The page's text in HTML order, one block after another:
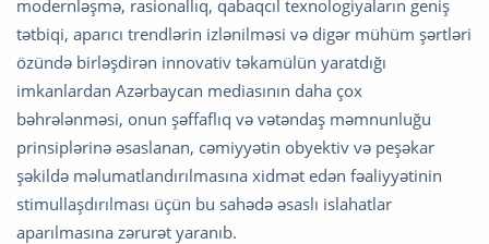
modernləşmə, rasionallıq, qabaqcıl texnologiyaların geniş
tətbiqi, aparıcı trendlərin izlənilməsi və digər mühüm şərtləri
özündə birləşdirən innovativ təkamülün yaratdığı
imkanlardan Azərbaycan mediasının daha çox
bəhrələnməsi, onun şəffaflıq və vətəndaş məmnunluğu
prinsiplərinə əsaslanan, cəmiyyətin obyektiv və peşəkar
şəkildə məlumatlandırılmasına xidmət edən fəaliyyətinin
stimullaşdırılması üçün bu sahədə əsaslı islahatlar
aparılmasına zərurət yaranıb.